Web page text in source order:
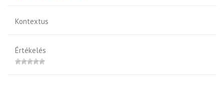
Kontextus
Értékelés